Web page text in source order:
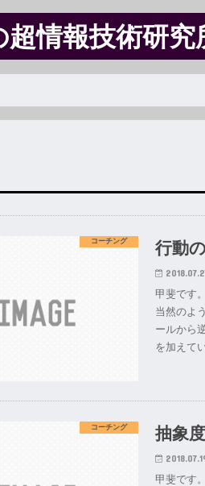
超情報技術研究
コーチング 行動
甲斐です
当然のよ
ールから
を加えて
コーチング 抽象
甲斐です